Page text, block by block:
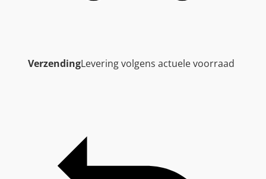
VerzendingLevering volgens actuele voorraad